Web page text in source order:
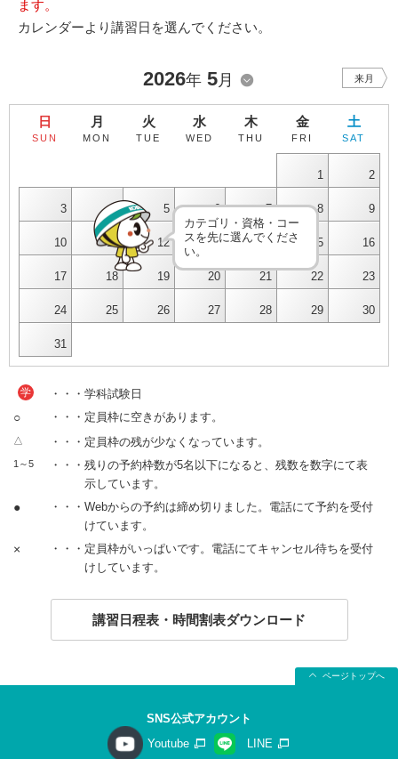
ます。
カレンダーより講習日を選んでください。
2026年 5月 来月
日
SUN
月
MON
火
TUE
水
WED
木
THU
金
FRI
土
SAT
1 2
3 4 5 6 7 8 9
10 11 12 13 14 15 16
17 18 19 20 21 22 23
24 25 26 27 28 29 30
31
カテゴリ・資格・コー
スを先に選んでくださ
い。
学 ・・・学科試験日
○ ・・・定員枠に空きがあります。
△ ・・・定員枠の残が少なくなっています。
1～5
・・・残りの予約枠数が5名以下になると、残数を数字にて表
示しています。
●
・・・Webからの予約は締め切りました。電話にて予約を受付
けています。
×
・・・定員枠がいっぱいです。電話にてキャンセル待ちを受付
けしています。
講習日程表・時間割表ダウンロード
ページトップへ
SNS公式アカウント
Youtube
LINE